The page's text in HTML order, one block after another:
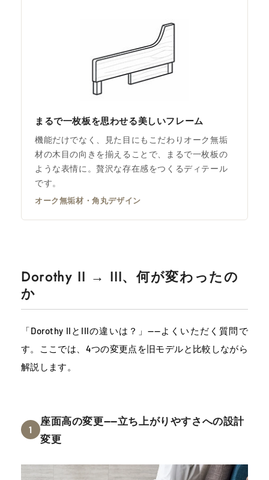
まるで一枚板を思わせる美しいフレーム
機能だけでなく、見た目にもこだわりオーク無垢
材の木目の向きを揃えることで、まるで一枚板の
ような表情に。贅沢な存在感をつくるディテール
です。
オーク無垢材・角丸デザイン
Dorothy II → III、何が変わったの
か
「Dorothy IIとIIIの違いは？」——よくいただく質問で
す。ここでは、4つの変更点を旧モデルと比較しながら
解説します。
1
座面高の変更——立ち上がりやすさへの設計
変更